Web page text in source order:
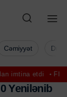
FIFA prezidentini
Cəmiyyət
0 Yenilənib